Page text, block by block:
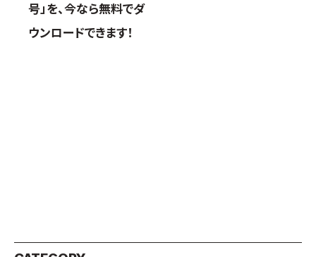
号」を、今なら無料でダ
ウンロードできます！